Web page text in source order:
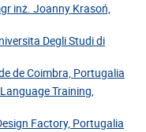
inż. Joanny Krasoń,
Degli Studi di
de Coimbra, Portugalia
Training,
Factory, Portugalia